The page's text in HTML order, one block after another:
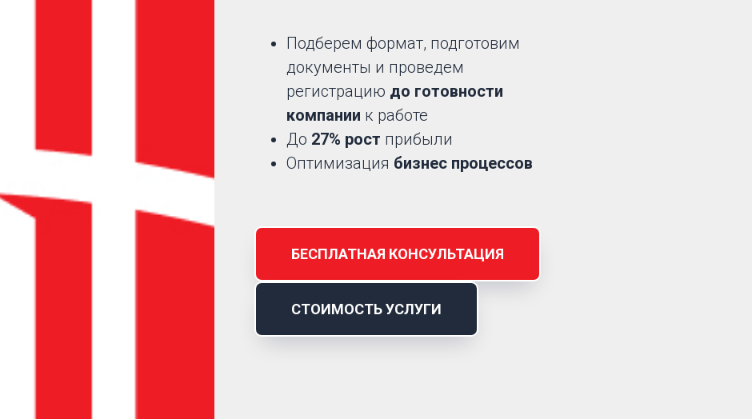
Подберем формат, подготовим
документы и проведем
регистрацию до готовности
компании к работе
До 27% рост прибыли
Оптимизация бизнес процессов
БЕСПЛАТНАЯ КОНСУЛЬТАЦИЯ
СТОИМОСТЬ УСЛУГИ